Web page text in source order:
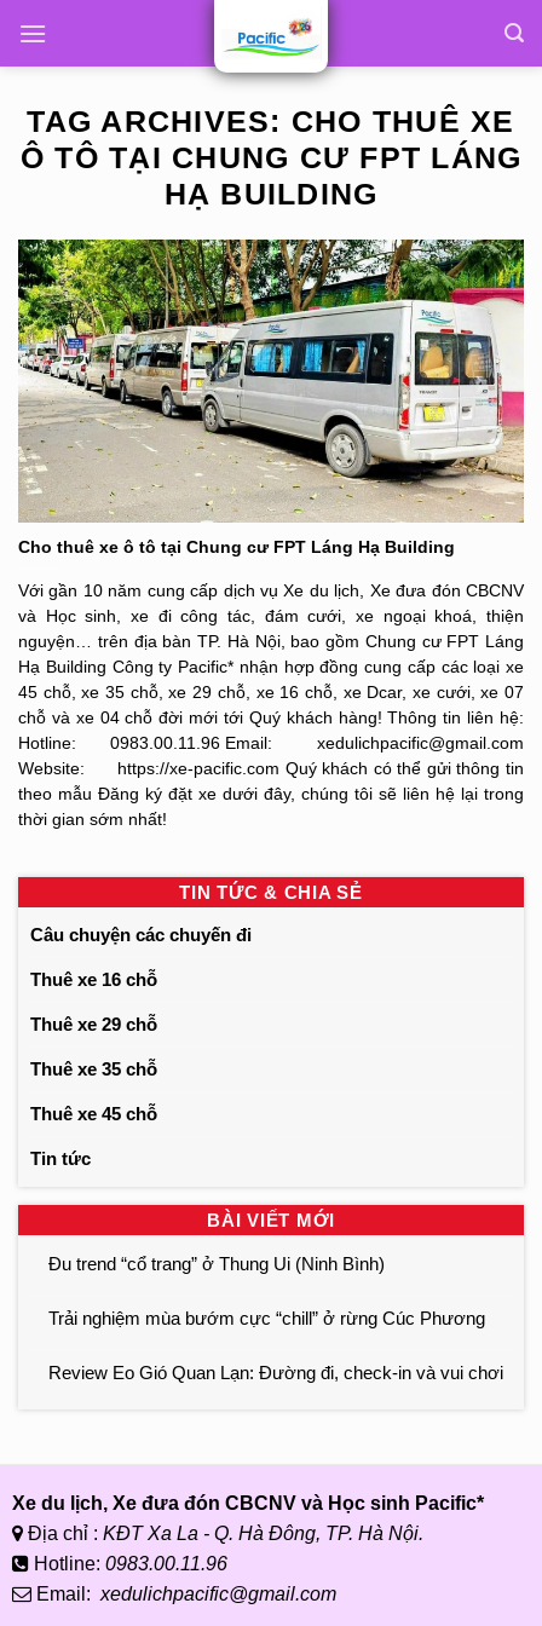
TAG ARCHIVES: CHO THUÊ XE
Ô TÔ TẠI CHUNG CƯ FPT LÁNG
HẠ BUILDING
Cho thuê xe ô tô tại Chung cư FPT Láng Hạ Building
Với gần 10 năm cung cấp dịch vụ Xe du lịch, Xe đưa đón CBCNV
và Học sinh, xe đi công tác, đám cưới, xe ngoại khoá, thiện
nguyện… trên địa bàn TP. Hà Nội, bao gồm Chung cư FPT Láng
Hạ Building Công ty Pacific* nhận hợp đồng cung cấp các loại xe
45 chỗ, xe 35 chỗ, xe 29 chỗ, xe 16 chỗ, xe Dcar, xe cưới, xe 07
chỗ và xe 04 chỗ đời mới tới Quý khách hàng! Thông tin liên hệ:
Hotline: 0983.00.11.96 Email: xedulichpacific@gmail.com
Website: https://xe-pacific.com Quý khách có thể gửi thông tin
theo mẫu Đăng ký đặt xe dưới đây, chúng tôi sẽ liên hệ lại trong
thời gian sớm nhất!
TIN TỨC & CHIA SẺ
Câu chuyện các chuyến đi
Thuê xe 16 chỗ
Thuê xe 29 chỗ
Thuê xe 35 chỗ
Thuê xe 45 chỗ
Tin tức
BÀI VIẾT MỚI
Đu trend “cổ trang” ở Thung Ui (Ninh Bình)
Trải nghiệm mùa bướm cực “chill” ở rừng Cúc Phương
Review Eo Gió Quan Lạn: Đường đi, check-in và vui chơi
Xe du lịch, Xe đưa đón CBCNV và Học sinh Pacific*
Địa chỉ : KĐT Xa La - Q. Hà Đông, TP. Hà Nội.
Hotline: 0983.00.11.96
Email: xedulichpacific@gmail.com